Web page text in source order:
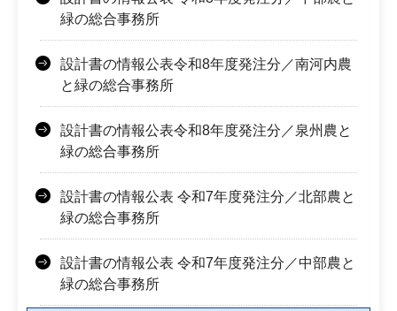
緑の総合事務所
設計書の情報公表令和8年度発注分／南河内農
と緑の総合事務所
設計書の情報公表令和8年度発注分／泉州農と
緑の総合事務所
設計書の情報公表 令和7年度発注分／北部農と
緑の総合事務所
設計書の情報公表 令和7年度発注分／中部農と
緑の総合事務所